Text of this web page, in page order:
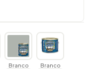
Branco Branco